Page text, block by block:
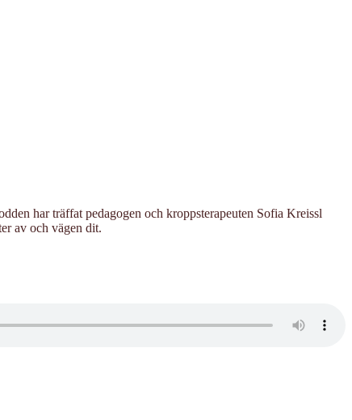
har träffat pedagogen och kroppsterapeuten Sofia Kreissl
av och vägen dit.